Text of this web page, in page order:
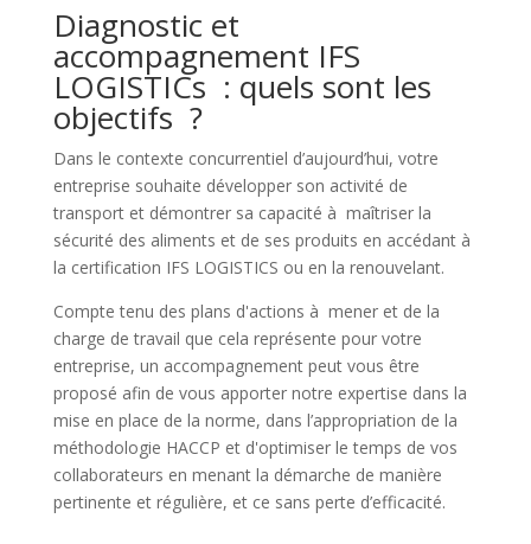
Diagnostic et
accompagnement IFS
LOGISTICs : quels sont les
objectifs ?
Dans le contexte concurrentiel d’aujourd’hui, votre
entreprise souhaite développer son activité de
transport et démontrer sa capacité à maîtriser la
sécurité des aliments et de ses produits en accédant à
la certification IFS LOGISTICS ou en la renouvelant.
Compte tenu des plans d'actions à mener et de la
charge de travail que cela représente pour votre
entreprise, un accompagnement peut vous être
proposé afin de vous apporter notre expertise dans la
mise en place de la norme, dans l’appropriation de la
méthodologie HACCP et d'optimiser le temps de vos
collaborateurs en menant la démarche de manière
pertinente et régulière, et ce sans perte d’efficacité.